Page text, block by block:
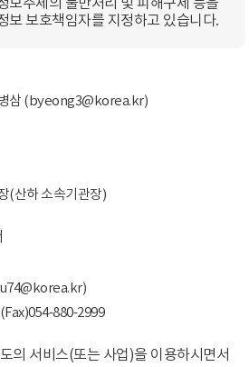
보주체의 불만처리 및 피해구제 등을
보 보호책임자를 지정하고 있습니다.
삼 (byeong3@korea.kr)
(산하 소속기관장)
880-2999
의 서비스(또는 사업)을 이용하시면서